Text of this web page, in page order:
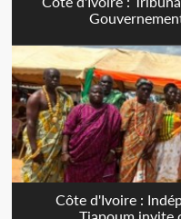
Côte d'Ivoire :